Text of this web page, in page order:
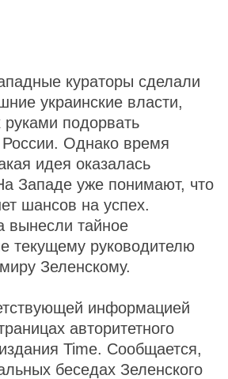
кураторы сделали
украинские власти,
руками подорвать
России. Однако время
идея оказалась
Западе уже понимают, что
шансов на успех.
вынесли тайное
текущему руководителю
Зеленскому.
информацией
авторитетного
Time. Сообщается,
беседах Зеленского